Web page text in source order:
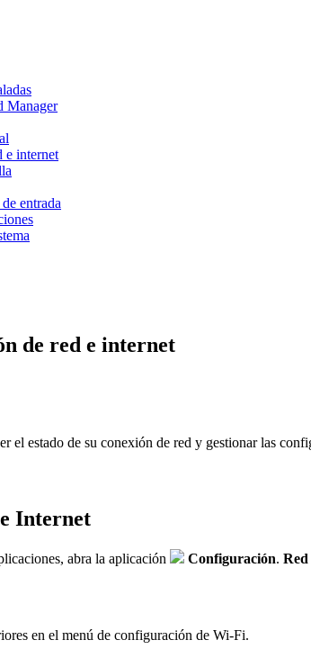
Manager
e internet
entrada
de red e internet
el estado de su conexión de red y gestionar las
Internet
abra la aplicación Configuración. Red
en el menú de configuración de Wi-Fi.